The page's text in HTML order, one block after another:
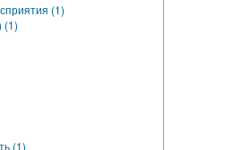
(1)
(1)
(1)